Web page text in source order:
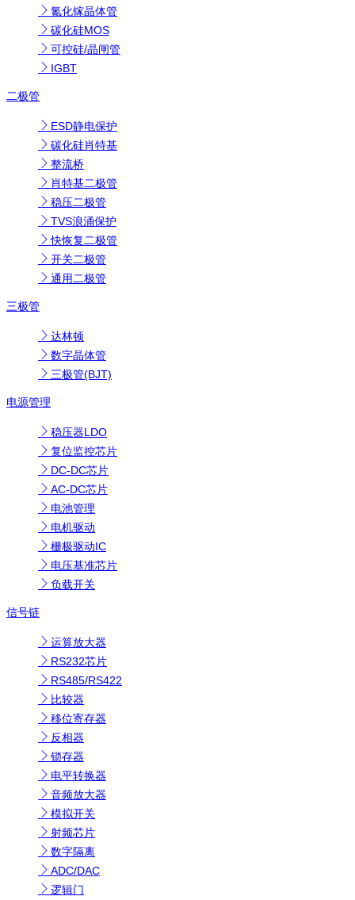
氮化镓晶体管
碳化硅MOS
可控硅/晶闸管
IGBT
二极管
ESD静电保护
碳化硅肖特基
整流桥
肖特基二极管
稳压二极管
TVS浪涌保护
快恢复二极管
开关二极管
通用二极管
三极管
达林顿
数字晶体管
三极管(BJT)
电源管理
稳压器LDO
复位监控芯片
DC-DC芯片
AC-DC芯片
电池管理
电机驱动
栅极驱动IC
电压基准芯片
负载开关
信号链
运算放大器
RS232芯片
RS485/RS422
比较器
移位寄存器
反相器
锁存器
电平转换器
音频放大器
模拟开关
射频芯片
数字隔离
ADC/DAC
逻辑门